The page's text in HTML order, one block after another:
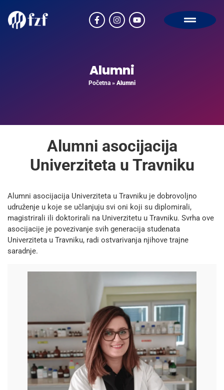
Alumni
Početna » Alumni
Alumni asocijacija
Univerziteta u Travniku
Alumni asocijacija Univerziteta u Travniku je dobrovoljno
udruženje u koje se učlanjuju svi oni koji su diplomirali,
magistrirali ili doktorirali na Univerzitetu u Travniku. Svrha ove
asocijacije je povezivanje svih generacija studenata
Univerziteta u Travniku, radi ostvarivanja njihove trajne
saradnje.